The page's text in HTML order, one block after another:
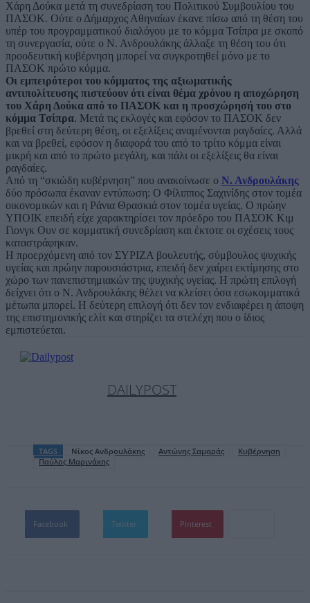
Χάρη Δούκα μετά τη συνεδρίαση του Πολιτικού Συμβουλίου του
ΠΑΣΟΚ. Ούτε ο Δήμαρχος Αθηναίων έκανε πίσω από τη θέση του
υπέρ του προγραμματικού διαλόγου με το κόμμα Τσίπρα με σκοπό
τη συνεργασία, ούτε ο Ν. Ανδρουλάκης άλλαξε τη θέση του ότι
προοδευτική κυβέρνηση μπορεί να συγκροτηθεί μόνο με το
ΠΑΣΟΚ πρώτο κόμμα.
Οι εμπειρότεροι του κόμματος της αξιωματικής
αντιπολίτευσης πιστεύουν ότι είναι θέμα χρόνου η αποχώρηση
του Χάρη Δούκα από το ΠΑΣΟΚ και η προσχώρησή του στο
κόμμα Τσίπρα. Μετά τις εκλογές και εφόσον το ΠΑΣΟΚ δεν
βρεθεί στη δεύτερη θέση, οι εξελίξεις αναμένονται ραγδαίες. Αλλά
και να βρεθεί, εφόσον η διαφορά του από το τρίτο κόμμα είναι
μικρή και από το πρώτο μεγάλη, και πάλι οι εξελίξεις θα είναι
ραγδαίες.
Από τη “σκιώδη κυβέρνηση” που ανακοίνωσε ο Ν. Ανδρουλάκης
δύο πρόσωπα έκαναν εντύπωση: Ο Φίλιππος Σαχινίδης στον τομέα
οικονομικών και η Ράνια Θρασκιά στον τομέα υγείας. Ο πρώην
ΥΠΟΙΚ επειδή είχε χαρακτηρίσει τον πρόεδρο του ΠΑΣΟΚ Κιμ
Γιονγκ Ουν σε κομματική συνεδρίαση και έκτοτε οι σχέσεις τους
καταστράφηκαν.
Η προερχόμενη από τον ΣΥΡΙΖΑ βουλευτής, σύμβουλος ψυχικής
υγείας και πρώην παρουσιάστρια, επειδή δεν χαίρει εκτίμησης στο
χώρο των πανεπιστημιακών της ψυχικής υγείας. Η πρώτη επιλογή
δείχνει ότι ο Ν. Ανδρουλάκης θέλει να κλείσει όσα εσωκομματικά
μέτωπα μπορεί. Η δεύτερη επιλογή ότι δεν τον ενδιαφέρει η άποψη
της επιστημονικής ελίτ και στηρίζει τα στελέχη που ο ίδιος
εμπιστεύεται.
DAILYPOST
TAGS Nίκος Ανδρουλάκης Αντώνης Σαμαράς
Κυβέρνηση
Παύλος Μαρινάκης
Facebook Twitter Pinterest